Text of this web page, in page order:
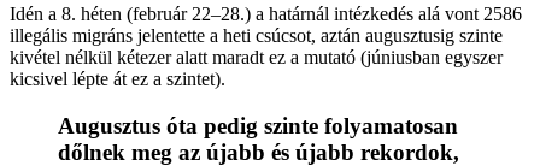
Idén a 8. héten (február 22–28.) a határnál intézkedés alá vont 2586
illegális migráns jelentette a heti csúcsot, aztán augusztusig szinte
kivétel nélkül kétezer alatt maradt ez a mutató (júniusban egyszer
kicsivel lépte át ez a szintet).
Augusztus óta pedig szinte folyamatosan
dőlnek meg az újabb és újabb rekordok,